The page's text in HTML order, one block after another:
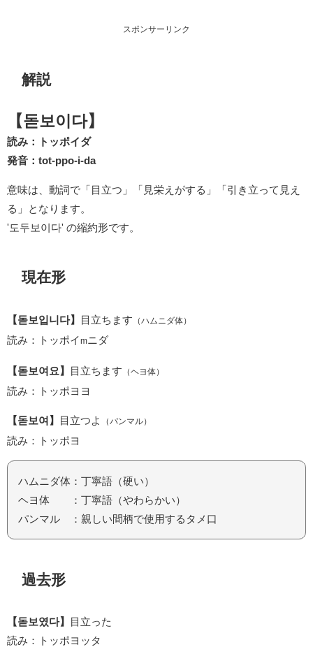
スポンサーリンク
解説
【돋보이다】
読み：トッポイダ
発音：tot-ppo-i-da
意味は、動詞で「目立つ」「見栄えがする」「引き立って見え
る」となります。
'도두보이다' の縮約形です。
現在形
【돋보입니다】 目立ちます （ハムニダ体）
読み：トッポイm ニダ
【돋보여요】 目立ちます （ヘヨ体）
読み：トッポヨヨ
【돋보여】 目立つよ （パンマル）
読み：トッポヨ
ハムニダ体：丁寧語（硬い）
ヘヨ体 ：丁寧語（やわらかい）
パンマル ：親しい間柄で使用するタメ口
過去形
【돋보였다】
目立った
読み：トッポヨッタ